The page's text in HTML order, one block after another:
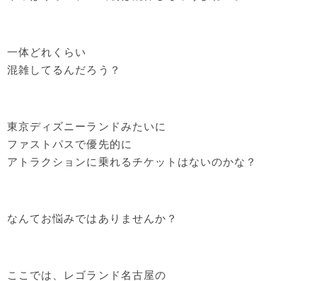
一体どれくらい
混雑してるんだろう？
東京ディズニーランドみたいに
ファストパスで優先的に
アトラクションに乗れるチケットはないのかな？
なんてお悩みではありませんか？
ここでは、レゴランド名古屋の